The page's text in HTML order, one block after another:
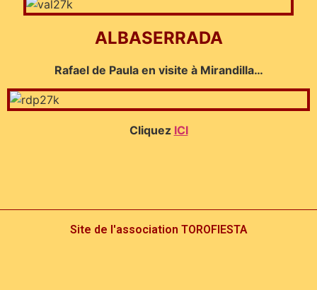
ALBASERRADA
Rafael de Paula en visite à Mirandilla…
Cliquez ICI
Site de l'association TOROFIESTA